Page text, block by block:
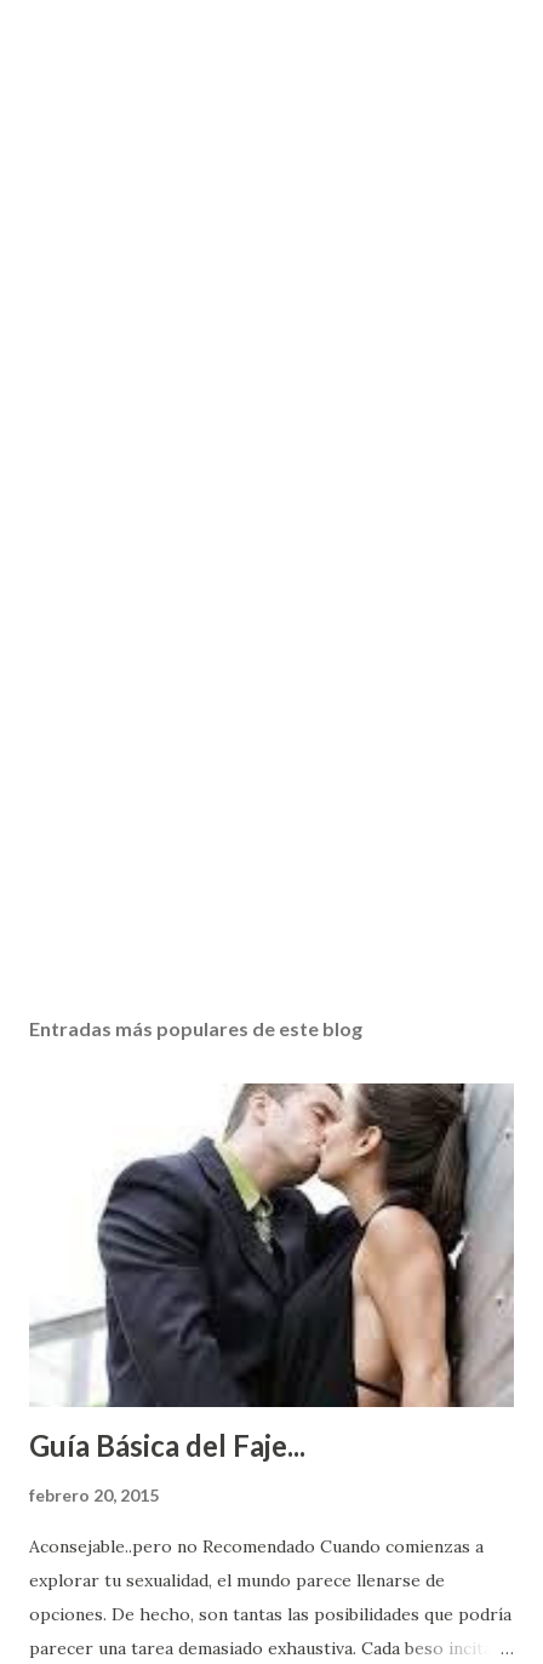
Entradas más populares de este blog
Guía Básica del Faje...
febrero 20, 2015
Aconsejable..pero no Recomendado Cuando comienzas a
explorar tu sexualidad, el mundo parece llenarse de
opciones. De hecho, son tantas las posibilidades que podría
parecer una tarea demasiado exhaustiva. Cada beso incita